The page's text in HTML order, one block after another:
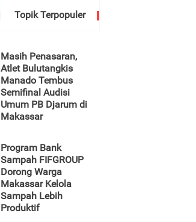
Topik Terpopuler
Masih Penasaran,
Atlet Bulutangkis
Manado Tembus
Semifinal Audisi
Umum PB Djarum di
Makassar
Program Bank
Sampah FIFGROUP
Dorong Warga
Makassar Kelola
Sampah Lebih
Produktif